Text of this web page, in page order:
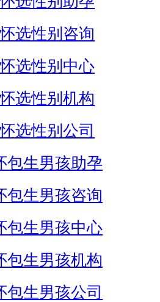
选性别咨询
选性别中心
选性别机构
选性别公司
包生男孩助孕
包生男孩咨询
包生男孩中心
包生男孩机构
包生男孩公司